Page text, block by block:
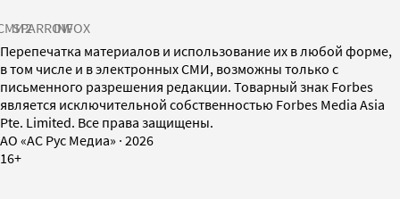
SPARROWINFOX
Перепечатка материалов и использование их в любой форме,
в том числе и в электронных СМИ, возможны только с
письменного разрешения редакции. Товарный знак Forbes
является исключительной собственностью Forbes Media Asia
Pte. Limited. Все права защищены.
AO «АС Рус Медиа» · 2026
16+